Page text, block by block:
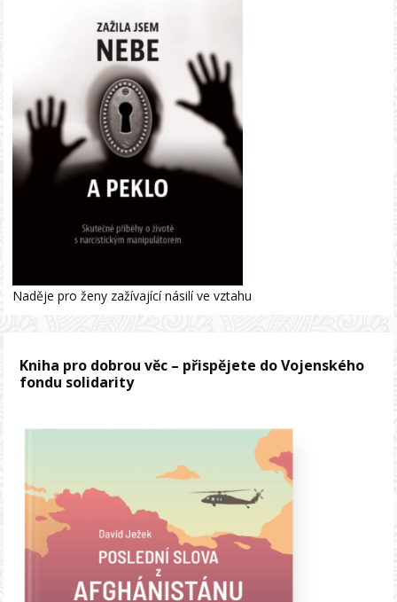
Naděje pro ženy zažívající násilí ve vztahu
Kniha pro dobrou věc – přispějete do Vojenského
fondu solidarity